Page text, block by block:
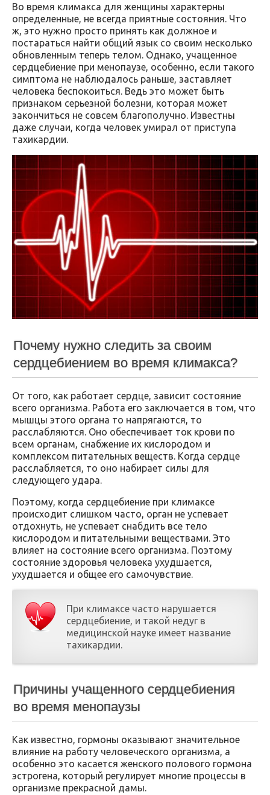
Во время климакса для женщины характерны
определенные, не всегда приятные состояния. Что
ж, это нужно просто принять как должное и
постараться найти общий язык со своим несколько
обновленным теперь телом. Однако, учащенное
сердцебиение при менопаузе, особенно, если такого
симптома не наблюдалось раньше, заставляет
человека беспокоиться. Ведь это может быть
признаком серьезной болезни, которая может
закончиться не совсем благополучно. Известны
даже случаи, когда человек умирал от приступа
тахикардии.
Почему нужно следить за своим
сердцебиением во время климакса?
От того, как работает сердце, зависит состояние
всего организма. Работа его заключается в том, что
мышцы этого органа то напрягаются, то
расслабляются. Оно обеспечивает ток крови по
всем органам, снабжение их кислородом и
комплексом питательных веществ. Когда сердце
расслабляется, то оно набирает силы для
следующего удара.
Поэтому, когда сердцебиение при климаксе
происходит слишком часто, орган не успевает
отдохнуть, не успевает снабдить все тело
кислородом и питательными веществами. Это
влияет на состояние всего организма. Поэтому
состояние здоровья человека ухудшается,
ухудшается и общее его самочувствие.
При климаксе часто нарушается
сердцебиение, и такой недуг в
медицинской науке имеет название
тахикардии.
Причины учащенного сердцебиения
во время менопаузы
Как известно, гормоны оказывают значительное
влияние на работу человеческого организма, а
особенно это касается женского полового гормона
эстрогена, который регулирует многие процессы в
организме прекрасной дамы.